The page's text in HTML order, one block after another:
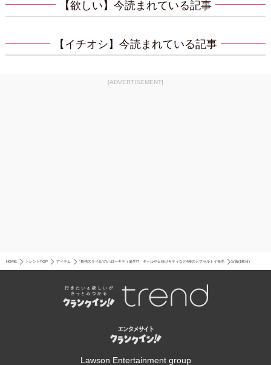
【欲しい】今読まれている記事
【イチオシ】今読まれている記事
[ADVERTISEMENT]
HOME トレンドTOP アイテム “最強スタイル”のハローキティ誕生!? ギャルや日焼けキティなど4種のカプセルトイ発売 写真(1枚目)
Lawson Entertainment group